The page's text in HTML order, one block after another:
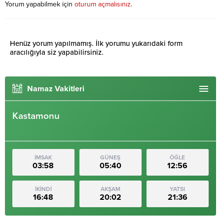
Yorum yapabilmek için oturum açmalısınız.
Henüz yorum yapılmamış. İlk yorumu yukarıdaki form
aracılığıyla siz yapabilirsiniz.
Namaz Vakitleri
Kastamonu
İMSAK
03:58
GÜNEŞ
05:40
ÖĞLE
12:56
İKİNDİ
16:48
AKŞAM
20:02
YATSI
21:36